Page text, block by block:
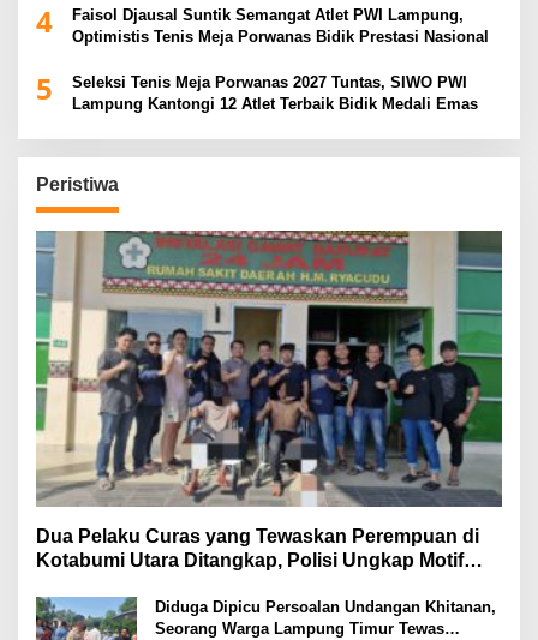
4
Faisol Djausal Suntik Semangat Atlet PWI Lampung,
Optimistis Tenis Meja Porwanas Bidik Prestasi Nasional
5
Seleksi Tenis Meja Porwanas 2027 Tuntas, SIWO PWI
Lampung Kantongi 12 Atlet Terbaik Bidik Medali Emas
Peristiwa
Dua Pelaku Curas yang Tewaskan Perempuan di
Kotabumi Utara Ditangkap, Polisi Ungkap Motif
Diduga Dipicu Persoalan Undangan Khitanan,
Seorang Warga Lampung Timur Tewas